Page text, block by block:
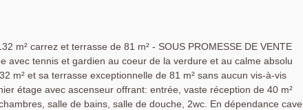
m² carrez et terrasse de 81 m² - SOUS PROMESSE DE VENTE
avec tennis et gardien au coeur de la verdure et au calme absolu
m² et sa terrasse exceptionnelle de 81 m² sans aucun vis-à-vis
étage avec ascenseur offrant: entrée, vaste réception de 40 m²
salle de bains, salle de douche, 2wc. En dépendance cave